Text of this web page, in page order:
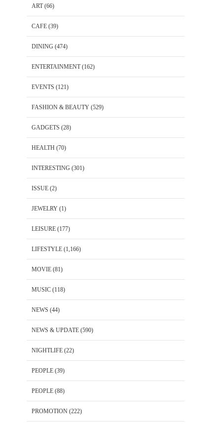
ART(66)
CAFE (39)
DINING (474)
ENTERTAINMENT(162)
EVENTS (121)
FASHION & BEAUTY (529)
GADGETS (28)
HEALTH (70)
INTERESTING (301)
ISSUE (2)
JEWELRY (1)
LEISURE (177)
LIFESTYLE (1,166)
MOVIE (81)
MUSIC (118)
NEWS (44)
NEWS & UPDATE (590)
NIGHTLIFE (22)
PEOPLE (39)
PEOPLE (88)
PROMOTION (222)